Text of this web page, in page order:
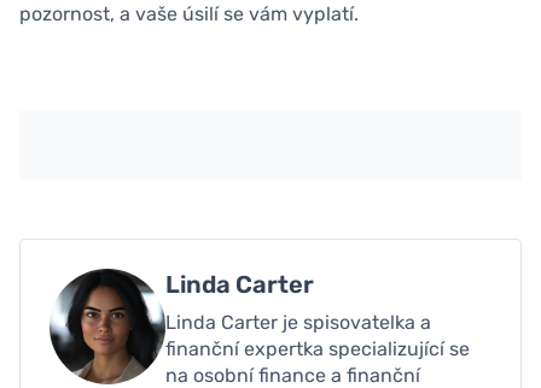
pozornost, a vaše úsilí se vám vyplatí.
Linda Carter
Linda Carter je spisovatelka a
finanční expertka specializující se
na osobní finance a finanční